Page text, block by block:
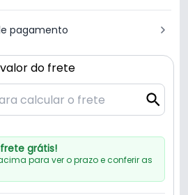
pagamento
do frete
grátis!
para ver o prazo e conferir as